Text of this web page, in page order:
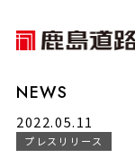
NEWS
2022.05.11
プレスリリース